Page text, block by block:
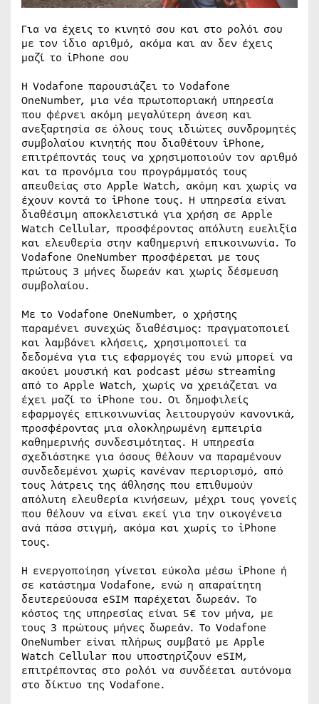
Για να έχεις το κινητό σου και στο ρολόι σου
με τον ίδιο αριθμό, ακόμα και αν δεν έχεις
μαζί το iPhone σου
Η Vodafone παρουσιάζει το Vodafone
OneNumber, μια νέα πρωτοποριακή υπηρεσία
που φέρνει ακόμη μεγαλύτερη άνεση και
ανεξαρτησία σε όλους τους ιδιώτες συνδρομητές
συμβολαίου κινητής που διαθέτουν iPhone,
επιτρέποντάς τους να χρησιμοποιούν τον αριθμό
και τα προνόμια του προγράμματός τους
απευθείας στο Apple Watch, ακόμη και χωρίς να
έχουν κοντά το iPhone τους. Η υπηρεσία είναι
διαθέσιμη αποκλειστικά για χρήση σε Apple
Watch Cellular, προσφέροντας απόλυτη ευελιξία
και ελευθερία στην καθημερινή επικοινωνία. Το
Vodafone OneNumber προσφέρεται με τους
πρώτους 3 μήνες δωρεάν και χωρίς δέσμευση
συμβολαίου.
Με το Vodafone OneNumber, ο χρήστης
παραμένει συνεχώς διαθέσιμος: πραγματοποιεί
και λαμβάνει κλήσεις, χρησιμοποιεί τα
δεδομένα για τις εφαρμογές του ενώ μπορεί να
ακούει μουσική και podcast μέσω streaming
από το Apple Watch, χωρίς να χρειάζεται να
έχει μαζί το iPhone του. Οι δημοφιλείς
εφαρμογές επικοινωνίας λειτουργούν κανονικά,
προσφέροντας μια ολοκληρωμένη εμπειρία
καθημερινής συνδεσιμότητας. Η υπηρεσία
σχεδιάστηκε για όσους θέλουν να παραμένουν
συνδεδεμένοι χωρίς κανέναν περιορισμό, από
τους λάτρεις της άθλησης που επιθυμούν
απόλυτη ελευθερία κινήσεων, μέχρι τους γονείς
που θέλουν να είναι εκεί για την οικογένεια
ανά πάσα στιγμή, ακόμα και χωρίς το iPhone
τους.
Η ενεργοποίηση γίνεται εύκολα μέσω iPhone ή
σε κατάστημα Vodafone, ενώ η απαραίτητη
δευτερεύουσα eSIM παρέχεται δωρεάν. Το
κόστος της υπηρεσίας είναι 5€ τον μήνα, με
τους 3 πρώτους μήνες δωρεάν. Το Vodafone
OneNumber είναι πλήρως συμβατό με Apple
Watch Cellular που υποστηρίζουν eSIM,
επιτρέποντας στο ρολόι να συνδέεται αυτόνομα
στο δίκτυο της Vodafone.